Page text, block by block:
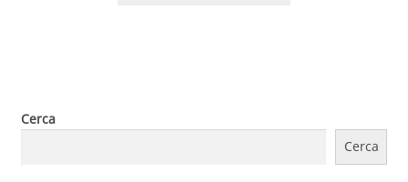
Cerca
Cerca